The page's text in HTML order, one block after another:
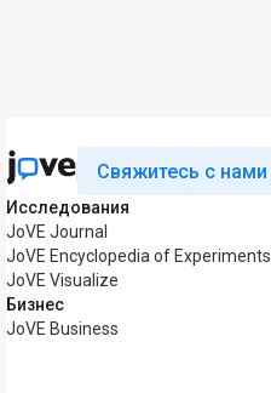
Свяжитесь с нами
Исследования
JoVE Journal
JoVE Encyclopedia of Experiments
JoVE Visualize
Бизнес
JoVE Business